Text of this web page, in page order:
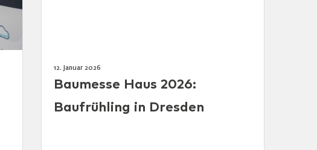
12. Januar 2026
Baumesse Haus 2026:
Baufrühling in Dresden